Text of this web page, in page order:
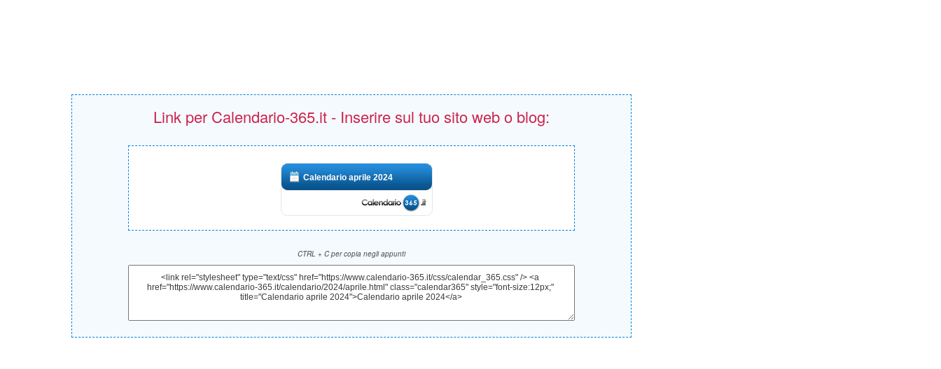
Link per Calendario-365.it - Inserire sul tuo sito web o blog:
Calendario aprile 2024
CTRL + C per copia negli appunti